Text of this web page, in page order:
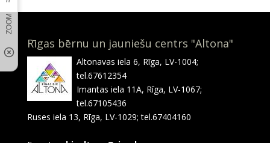
Rīgas bērnu un jauniešu centrs "Altona"
Altonavas iela 6, Rīga, LV-1004;
tel.67612354
Imantas iela 11A, Rīga, LV-1067;
tel.67105436
Ruses iela 13, Rīga, LV-1029; tel.67404160